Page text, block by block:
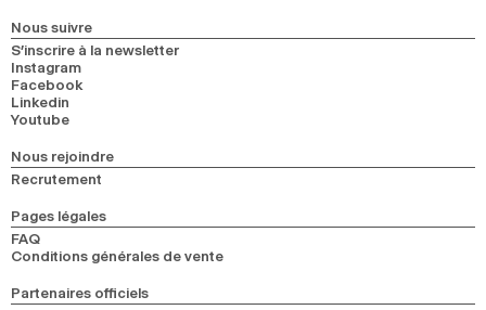
Nous suivre
S’inscrire à la newsletter
Instagram
Facebook
Linkedin
Youtube
Nous rejoindre
Recrutement
Pages légales
FAQ
Conditions générales de vente
Partenaires officiels